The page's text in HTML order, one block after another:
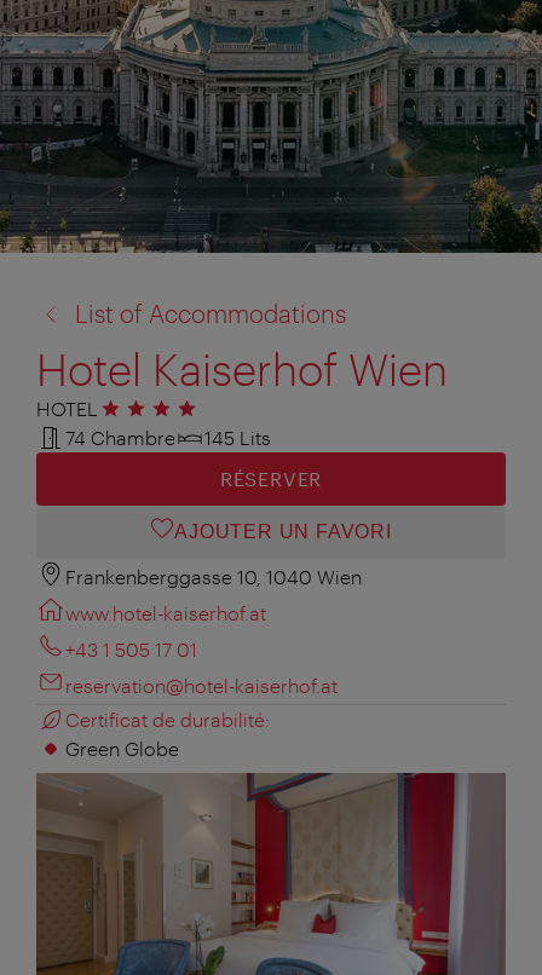
à:
List of Accommodations
Hotel Kaiserhof Wien
HOTEL 4 étoiles
74 Chambre
145 Lits
RÉSERVER
AJOUTER UN FAVORI
Frankenberggasse 10, 1040 Wien
www.hotel-kaiserhof.at
+43 1 505 17 01
reservation@hotel-kaiserhof.at
Certificat de durabilité:
Green Globe